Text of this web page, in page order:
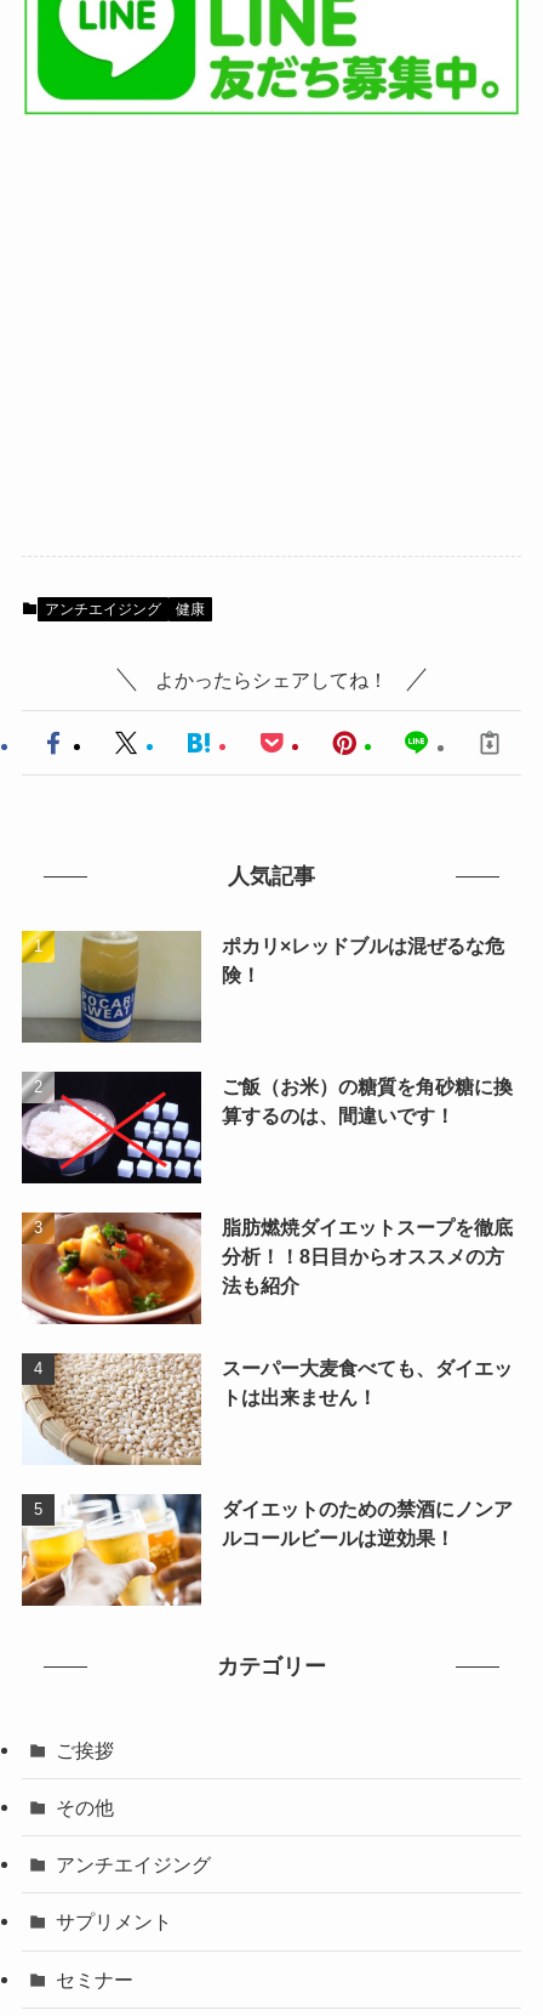
アンチエイジング 健康
よかったらシェアしてね！
人気記事
ポカリ×レッドブルは混ぜるな危
険！
ご飯（お米）の糖質を角砂糖に換
算するのは、間違いです！
脂肪燃焼ダイエットスープを徹底
分析！！8日目からオススメの方
法も紹介
スーパー大麦食べても、ダイエッ
トは出来ません！
ダイエットのための禁酒にノンア
ルコールビールは逆効果！
カテゴリー
ご挨拶
その他
アンチエイジング
サプリメント
セミナー